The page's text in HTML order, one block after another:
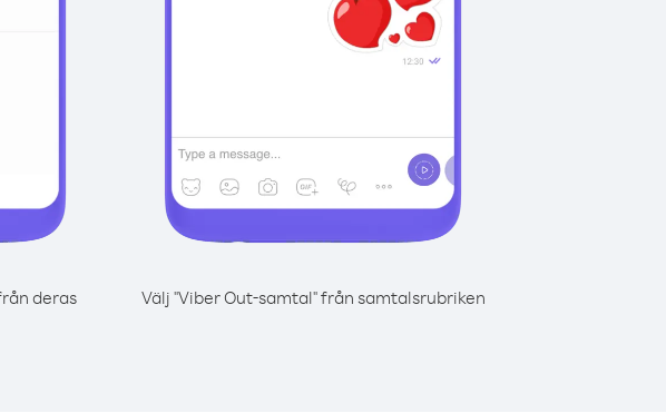
deras
Välj "Viber Out-samtal" från samtalsrubriken